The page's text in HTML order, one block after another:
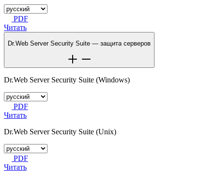
PDF
Читать
Dr.Web Server Security Suite — защита серверов
Dr.Web Server Security Suite (Windows)
PDF
Читать
Dr.Web Server Security Suite (Unix)
PDF
Читать